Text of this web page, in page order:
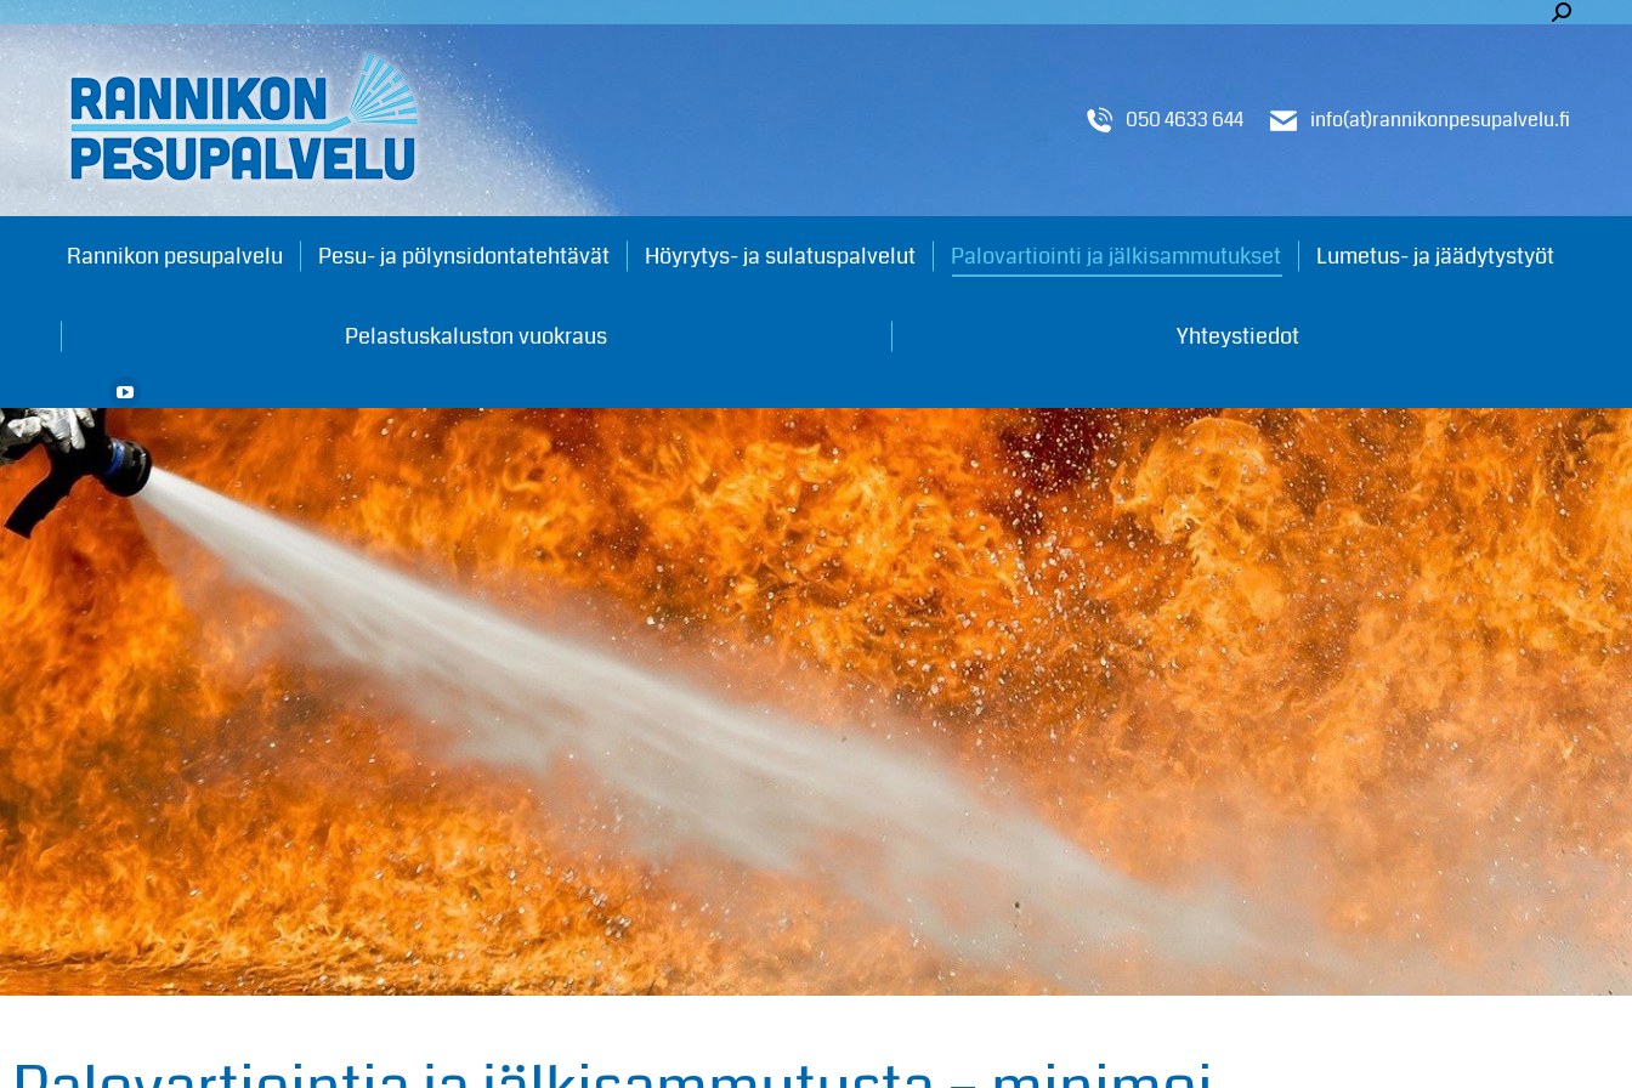
050 4633 644 info(at)rannikonpesupalvelu.fi
Rannikon pesupalvelu Pesu- ja pölynsidontatehtävät Höyrytys- ja sulatuspalvelut Palovartiointi ja jälkisammutukset Lumetus- ja jäädytystyöt
Pelastuskaluston vuokraus Yhteystiedot